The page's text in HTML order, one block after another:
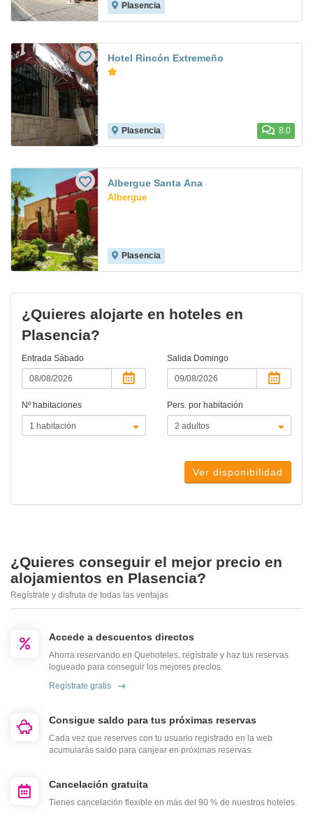
Plasencia
Hotel Rincón Extremeño
Plasencia 8.0
Albergue Santa Ana
Albergue
Plasencia
¿Quieres alojarte en hoteles en
Plasencia?
Entrada Sábado Salida Domingo
Nº habitaciones Pers. por habitación
Ver disponibilidad
¿Quieres conseguir el mejor precio en
alojamientos en Plasencia?
Regístrate y disfruta de todas las ventajas
Accede a descuentos directos
Ahorra reservando en Quehoteles, regístrate y haz tus reservas
logueado para conseguir los mejores precios.
Regístrate gratis
Consigue saldo para tus próximas reservas
Cada vez que reserves con tu usuario registrado en la web
acumularás saldo para canjear en próximas reservas.
Cancelación gratuita
Tienes cancelación flexible en más del 90 % de nuestros hoteles.